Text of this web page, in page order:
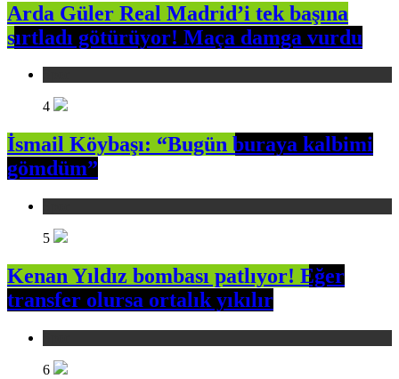
Arda Güler Real Madrid’i tek başına
sırtladı götürüyor! Maça damga vurdu
4
İsmail Köybaşı: “Bugün buraya kalbimi
gömdüm”
5
Kenan Yıldız bombası patlıyor! Eğer
transfer olursa ortalık yıkılır
6